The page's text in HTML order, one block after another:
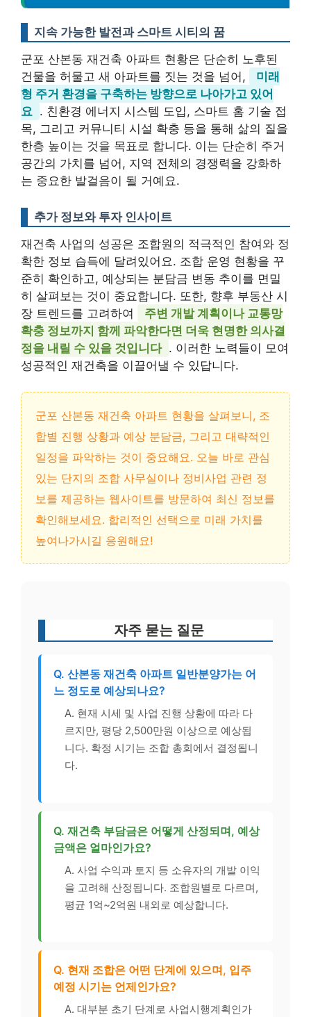
지속 가능한 발전과 스마트 시티의 꿈
군포 산본동 재건축 아파트 현황은 단순히 노후된
건물을 허물고 새 아파트를 짓는 것을 넘어,
미래
형 주거 환경을 구축하는 방향으로 나아가고 있어
요 . 친환경 에너지 시스템 도입, 스마트 홈 기술 접
목, 그리고 커뮤니티 시설 확충 등을 통해 삶의 질을
한층 높이는 것을 목표로 합니다. 이는 단순히 주거
공간의 가치를 넘어, 지역 전체의 경쟁력을 강화하
는 중요한 발걸음이 될 거예요.
추가 정보와 투자 인사이트
재건축 사업의 성공은 조합원의 적극적인 참여와 정
확한 정보 습득에 달려있어요. 조합 운영 현황을 꾸
준히 확인하고, 예상되는 분담금 변동 추이를 면밀
히 살펴보는 것이 중요합니다. 또한, 향후 부동산 시
장 트렌드를 고려하여
주변 개발 계획이나 교통망
확충 정보까지 함께 파악한다면 더욱 현명한 의사결
정을 내릴 수 있을 것입니다 . 이러한 노력들이 모여
성공적인 재건축을 이끌어낼 수 있답니다.
군포 산본동 재건축 아파트 현황을 살펴보니, 조
합별 진행 상황과 예상 분담금, 그리고 대략적인
일정을 파악하는 것이 중요해요. 오늘 바로 관심
있는 단지의 조합 사무실이나 정비사업 관련 정
보를 제공하는 웹사이트를 방문하여 최신 정보를
확인해보세요. 합리적인 선택으로 미래 가치를
높여나가시길 응원해요!
자주 묻는 질문
Q. 산본동 재건축 아파트 일반분양가는 어
느 정도로 예상되나요?
A. 현재 시세 및 사업 진행 상황에 따라 다
르지만, 평당 2,500만원 이상으로 예상됩
니다. 확정 시기는 조합 총회에서 결정됩니
다.
Q. 재건축 부담금은 어떻게 산정되며, 예상
금액은 얼마인가요?
A. 사업 수익과 토지 등 소유자의 개발 이익
을 고려해 산정됩니다. 조합원별로 다르며,
평균 1억~2억원 내외로 예상합니다.
Q. 현재 조합은 어떤 단계에 있으며, 입주
예정 시기는 언제인가요?
A. 대부분 초기 단계로 사업시행계획인가